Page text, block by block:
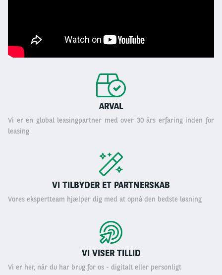
ARVAL
Vi er en global leasingpartner med over 30 års erfaring inden for
leasing
VI TILBYDER ET PARTNERSKAB
Vores ekspertteam hjælper dig med at opnå den bedste løsning
VI VISER TILLID
Vi er her, når du har brug for os - digitalt eller personligt